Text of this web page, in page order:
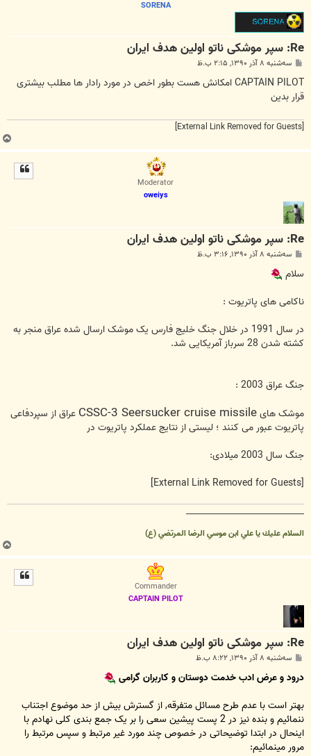
SORENA
Re: سپر موشکی ناتو اولین هدف ایران
پ
ت
سه‌شنبه ۸ آذر ۱۳۹۰, ۲:۱۵ ب.ظ
CAPTAIN PILOT امکانش هست بطور اخص در مورد رادار ها مطلب بیشتری
قرار بدین
ب
ا
Moderator
oweiys
Re: سپر موشکی ناتو اولین هدف ایران
پ
ت
سه‌شنبه ۸ آذر ۱۳۹۰, ۳:۱۶ ب.ظ
سلام
ناکامی های پاتریوت :
در سال 1991 در خلال جنگ خلیج فارس یک موشک ارسال شده عراق منجر به
کشته شدن 28 سرباز آمریکایی شد.
جنگ عراق 2003 :
موشک هایCSSC-3 Seersucker cruise missileعراق از سپردفاعی
پاتریوت عبور می کنند ؛ لیستی از نتایج عملکرد پاتریوت در
جنگ سال 2003 میلادی:
__________________________________
السلام عليك يا علي ابن موسي الرضا المرتضي (ع)
ب
ا
Commander
CAPTAIN PILOT
Re: سپر موشکی ناتو اولین هدف ایران
پ
ت
سه‌شنبه ۸ آذر ۱۳۹۰, ۸:۲۲ ب.ظ
درود و عرض ادب خدمت دوستان و کاربران گرامی
بهتر است با عدم طرح مسائل متفرقه, از گسترش بیش از حد موضوع اجتناب
ننمائیم و بنده نیز در 2 پست پیشین سعی را بر یک جمع بندی کلی نهادم با
اینحال در ابتدا توضیحاتی در خصوص چند مورد غیر مرتبط و سپس مرتبط را
مرور مینمائیم: